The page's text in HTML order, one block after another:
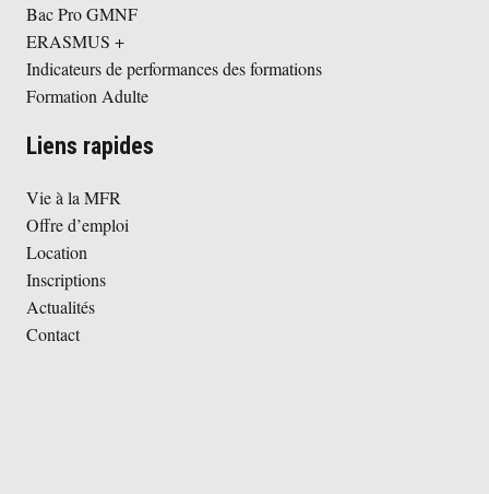
Bac Pro GMNF
ERASMUS +
Indicateurs de performances des formations
Formation Adulte
Liens rapides
Vie à la MFR
Offre d’emploi
Location
Inscriptions
Actualités
Contact